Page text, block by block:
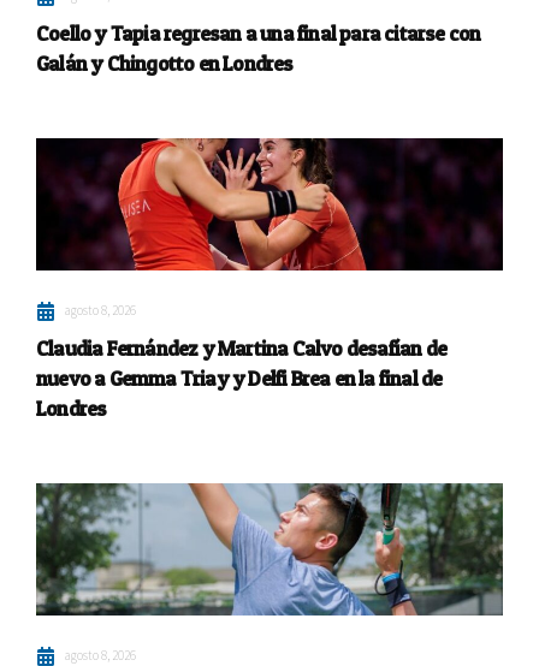
Coello y Tapia regresan a una final para citarse con
Galán y Chingotto en Londres
agosto 8, 2026
Claudia Fernández y Martina Calvo desafían de
nuevo a Gemma Triay y Delfi Brea en la final de
Londres
agosto 8, 2026